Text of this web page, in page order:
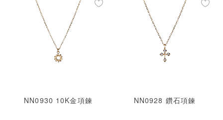
NN0930 10K金項鍊 NN0928 鑽石項鍊